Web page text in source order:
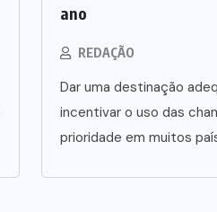
ano
REDAÇÃO
Dar uma destinação
incentivar o uso das
prioridade em muitos